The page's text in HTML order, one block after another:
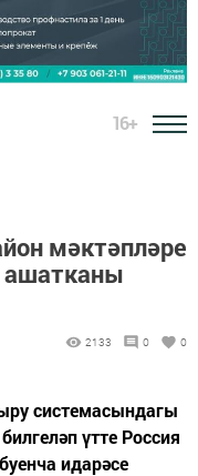
16+
мәктәпләре
ашатканы
2133 0 0
системасындагы
үтте Россия
идарәсе